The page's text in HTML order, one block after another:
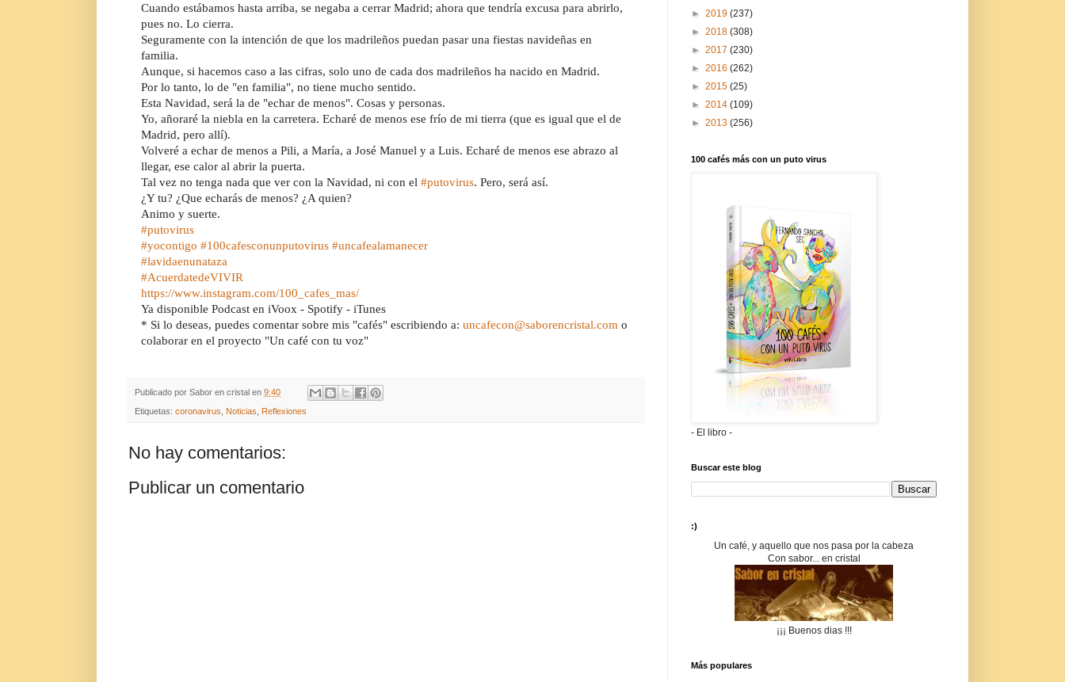
Cuando estábamos hasta arriba, se negaba a cerrar Madrid; ahora que tendría excusa para abrirlo,
pues no. Lo cierra.
Seguramente con la intención de que los madrileños puedan pasar una fiestas navideñas en
familia.
Aunque, si hacemos caso a las cifras, solo uno de cada dos madrileños ha nacido en Madrid.
Por lo tanto, lo de "en familia", no tiene mucho sentido.
Esta Navidad, será la de "echar de menos". Cosas y personas.
Yo, añoraré la niebla en la carretera. Echaré de menos ese frío de mi tierra (que es igual que el de
Madrid, pero allí).
Volveré a echar de menos a Pili, a María, a José Manuel y a Luis. Echaré de menos ese abrazo al
llegar, ese calor al abrir la puerta.
Tal vez no tenga nada que ver con la Navidad, ni con el #putovirus. Pero, será así.
¿Y tu? ¿Que echarás de menos? ¿A quien?
Animo y suerte.
#putovirus
#yocontigo #100cafesconunputovirus #uncafealamanecer
#lavidaenunataza
#AcuerdatedeVIVIR
https://www.instagram.com/100_cafes_mas/
Ya disponible Podcast en iVoox - Spotify - iTunes
* Si lo deseas, puedes comentar sobre mis "cafés" escribiendo a: uncafecon@saborencristal.com o
colaborar en el proyecto "Un café con tu voz"
Publicado por Sabor en cristal en 9:40
Etiquetas: coronavirus, Noticias, Reflexiones
No hay comentarios:
Publicar un comentario
► 2019 (237)
► 2018 (308)
► 2017 (230)
► 2016 (262)
► 2015 (25)
► 2014 (109)
► 2013 (256)
100 cafés más con un puto virus
- El libro -
Buscar este blog
:)
Un café, y aquello que nos pasa por la cabeza
Con sabor... en cristal
¡¡¡ Buenos dias !!!
Más populares